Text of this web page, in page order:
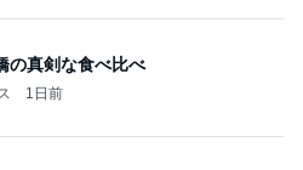
の真剣な食べ比べ
1日前